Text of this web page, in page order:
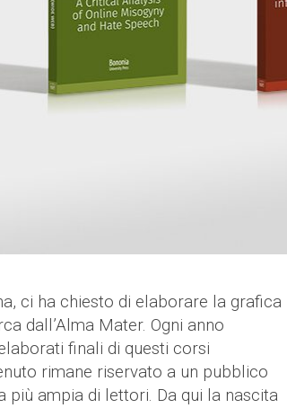
ci ha chiesto di elaborare la grafica
dall’Alma Mater. Ogni anno
finali di questi corsi
rimane riservato a un pubblico
ampia di lettori. Da qui la nascita